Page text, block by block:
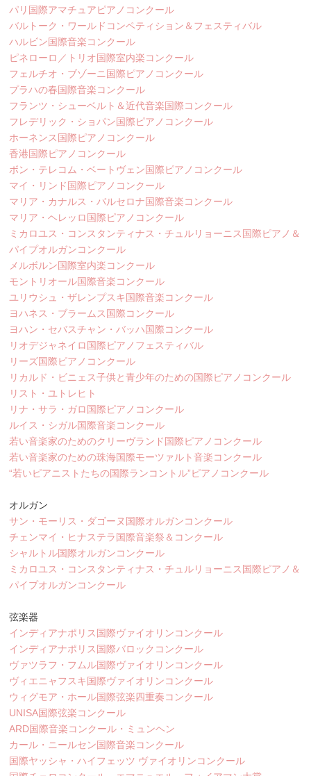
パリ国際アマチュアピアノコンクール
バルトーク・ワールドコンペティション＆フェスティバル
ハルビン国際音楽コンクール
ピネローロ／トリオ国際室内楽コンクール
フェルチオ・ブゾーニ国際ピアノコンクール
プラハの春国際音楽コンクール
フランツ・シューベルト＆近代音楽国際コンクール
フレデリック・ショパン国際ピアノコンクール
ホーネンス国際ピアノコンクール
香港国際ピアノコンクール
ボン・テレコム・ベートヴェン国際ピアノコンクール
マイ・リンド国際ピアノコンクール
マリア・カナルス・バルセロナ国際音楽コンクール
マリア・ヘレッロ国際ピアノコンクール
ミカロユス・コンスタンティナス・チュルリョーニス国際ピアノ＆
パイプオルガンコンクール
メルボルン国際室内楽コンクール
モントリオール国際音楽コンクール
ユリウシュ・ザレンプスキ国際音楽コンクール
ヨハネス・ブラームス国際コンクール
ヨハン・セバスチャン・バッハ国際コンクール
リオデジャネイロ国際ピアノフェスティバル
リーズ国際ピアノコンクール
リカルド・ビニェス子供と青少年のための国際ピアノコンクール
リスト・ユトレヒト
リナ・サラ・ガロ国際ピアノコンクール
ルイス・シガル国際音楽コンクール
若い音楽家のためのクリーヴランド国際ピアノコンクール
若い音楽家のための珠海国際モーツァルト音楽コンクール
“若いピアニストたちの国際ランコントル”ピアノコンクール
オルガン
サン・モーリス・ダゴーヌ国際オルガンコンクール
チェンマイ・ヒナステラ国際音楽祭＆コンクール
シャルトル国際オルガンコンクール
ミカロユス・コンスタンティナス・チュルリョーニス国際ピアノ＆
パイプオルガンコンクール
弦楽器
インディアナポリス国際ヴァイオリンコンクール
インディアナポリス国際バロックコンクール
ヴァツラフ・フムル国際ヴァイオリンコンクール
ヴィエニャフスキ国際ヴァイオリンコンクール
ウィグモア・ホール国際弦楽四重奏コンクール
UNISA国際弦楽コンクール
ARD国際音楽コンクール・ミュンヘン
カール・ニールセン国際音楽コンクール
国際ヤッシャ・ハイフェッツ ヴァイオリンコンクール